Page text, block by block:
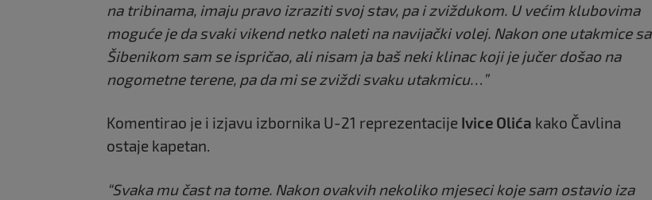
na tribinama, imaju pravo izraziti svoj stav, pa i zviždukom. U većim klubovima
moguće je da svaki vikend netko naleti na navijački volej. Nakon one utakmice sa
Šibenikom sam se ispričao, ali nisam ja baš neki klinac koji je jučer došao na
nogometne terene, pa da mi se zviždi svaku utakmicu…”
Komentirao je i izjavu izbornika U-21 reprezentacije Ivice Olića kako Čavlina
ostaje kapetan.
“Svaka mu čast na tome. Nakon ovakvih nekoliko mjeseci koje sam ostavio iza